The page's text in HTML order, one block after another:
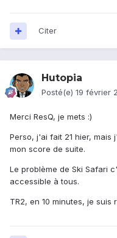
Citer
Hutopia
Posté(e) 19 février
Merci ResQ, je mets :)
Perso, j'ai fait 21 hier,
mon score de suite.
Le problème de Ski Safari
accessible à tous.
TR2, en 10 minutes, je suis